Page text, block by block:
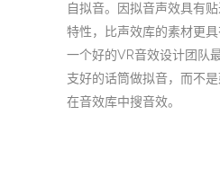
自拟音。因拟音声效具有
特性，比声效库的素材更具
一个好的VR音效设计团队
支好的话筒做拟音，而不
在音效库中搜音效。